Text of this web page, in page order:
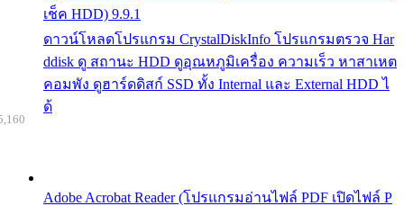
เช็ค HDD) 9.9.1
ดาวน์โหลดโปรแกรม CrystalDiskInfo โปรแกรมตรวจ Har
ddisk ดู สถานะ HDD ดูอุณหภูมิเครื่อง ความเร็ว หาสาเหต
คอมพัง ดูฮาร์ดดิสก์ SSD ทั้ง Internal และ External HDD ไ
ด้
Adobe Acrobat Reader (โปรแกรมอ่านไฟล์ PDF เปิดไฟล์ P